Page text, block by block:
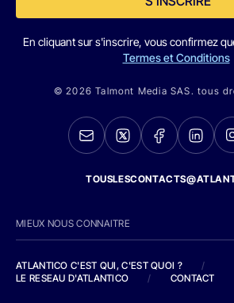
En cliquant sur s'inscrire, vous confirmez
Termes et Conditions
© 2026 Talmont Media SAS. tous
MIEUX NOUS CONNAITRE
ATLANTICO C'EST QUI, C'EST QUOI ?
/
LE RESEAU D'ATLANTICO
/ CONTACT